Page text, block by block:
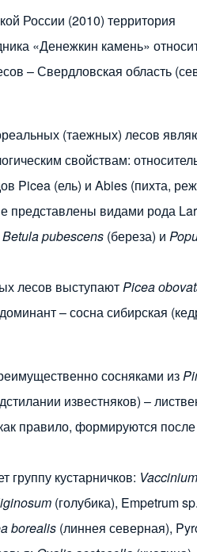
России (2010) территория
«Денежкин камень»
– Свердловская область
(таежных) лесов
свойствам:
Picea (ель) и Abies (пихта,
представлены видами рода
Betula pubescens (береза) и
лесов выступаютPicea
– сосна сибирская
сосняками из
известняков) –
правило, формируются
группу кустарничков:
(голубика), Empetrum sp.
borealis (линнея северная),